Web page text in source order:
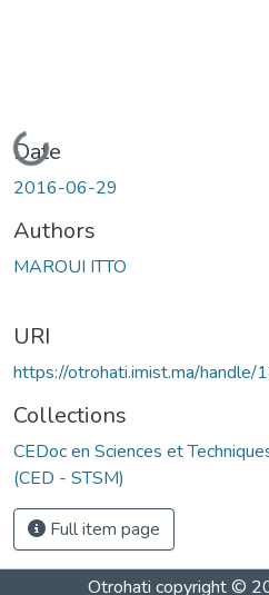
Loading...
Date
2016-06-29
Authors
MAROUI ITTO
URI
https://otrohati.imist.ma/
Collections
CEDoc en Sciences et
(CED - STSM)
Full item page
Otrohati copyright ©